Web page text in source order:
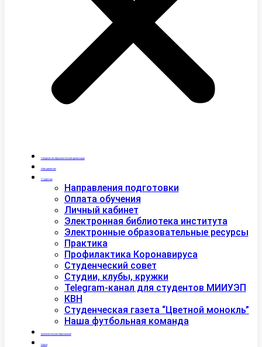
Сведения об образовательной организации
Абитуриентам
Студентам
Направления подготовки
Оплата обучения
Личный кабинет
Электронная библиотека института
Электронные образовательные ресурсы
Практика
Профилактика Коронавируса
Студенческий совет
Студии, клубы, кружки
Telegram-канал для студентов МИИУЭП
КВН
Студенческая газета “Цветной монокль”
Наша футбольная команда
Дополнительное образование
Наука